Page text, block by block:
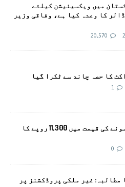
میں ویکسینیشن کیلئے
کروڑ ڈالر کا وعدہ کیا ہے، وفاقی وزیر
20,570
کا حصہ چاند سے ٹکرا گیا
1
پاکستان میں سونے کی قیمت میں 11,300 روپے کا
0
مطالبہ: غیر ملکی پروڈکشنز پر